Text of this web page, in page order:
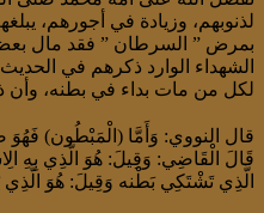
لذنوبهم، وزيادة في أجورهم،
بمرض ” السرطان ” فقد مال بعض
الشهداء الوارد ذكرهم في
لكل من مات بداء في بطنه، وأن
قال النووي: وَأَمَّا (الْمَبْطُون)
قَالَ الْقَاضِي: وَقِيلَ: هُوَ الَّذِي بِهِ
الَّذِي تَشْتَكِي بَطْنه وَقِيلَ: هُوَ